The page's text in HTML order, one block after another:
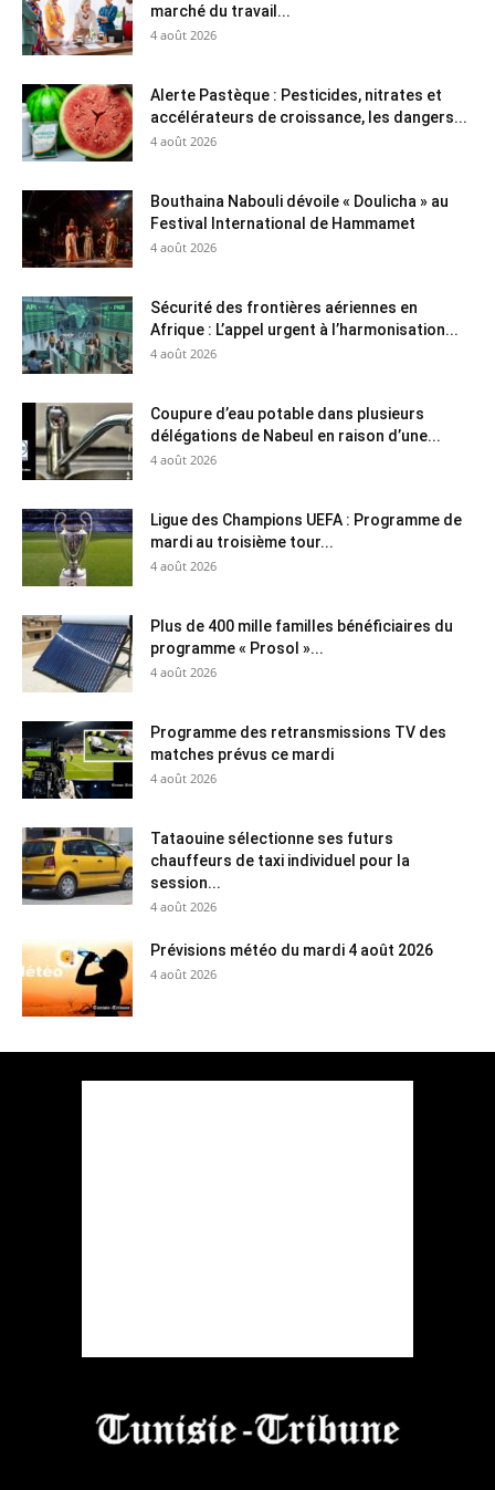
marché du travail...
4 août 2026
Alerte Pastèque : Pesticides, nitrates et
accélérateurs de croissance, les dangers...
4 août 2026
Bouthaina Nabouli dévoile « Doulicha » au
Festival International de Hammamet
4 août 2026
Sécurité des frontières aériennes en
Afrique : L’appel urgent à l’harmonisation...
4 août 2026
Coupure d’eau potable dans plusieurs
délégations de Nabeul en raison d’une...
4 août 2026
Ligue des Champions UEFA : Programme de
mardi au troisième tour...
4 août 2026
Plus de 400 mille familles bénéficiaires du
programme « Prosol »...
4 août 2026
Programme des retransmissions TV des
matches prévus ce mardi
4 août 2026
Tataouine sélectionne ses futurs
chauffeurs de taxi individuel pour la
session...
4 août 2026
Prévisions météo du mardi 4 août 2026
4 août 2026